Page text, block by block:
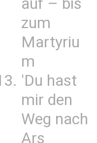
auf – bis
zum
Martyriu
m
'Du hast
mir den
Weg nach
Ars